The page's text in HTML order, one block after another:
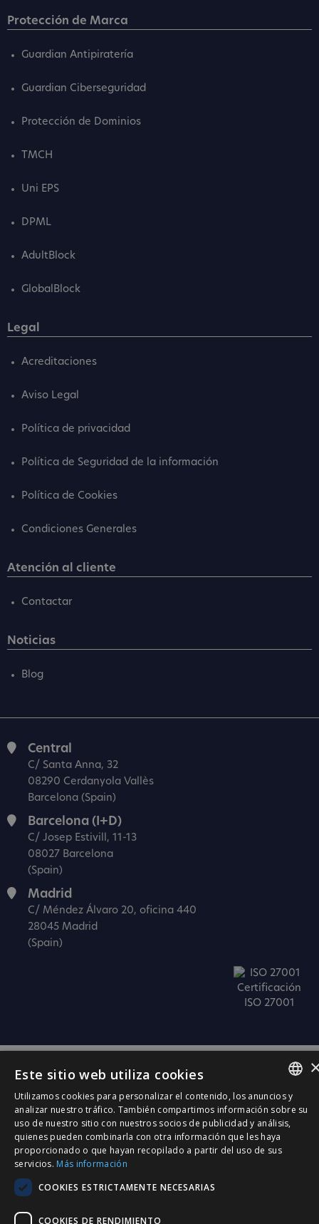
Protección de Marca
Guardian Antipiratería
Guardian Ciberseguridad
Protección de Dominios
TMCH
Uni EPS
DPML
AdultBlock
GlobalBlock
Legal
Acreditaciones
Aviso Legal
Política de privacidad
Política de Seguridad de la información
Política de Cookies
Condiciones Generales
Atención al cliente
Contactar
Noticias
Blog
Central
C/ Santa Anna, 32
08290 Cerdanyola Vallès
Barcelona (Spain)
Barcelona (I+D)
C/ Josep Estivill, 11-13
08027 Barcelona
(Spain)
Madrid
C/ Méndez Álvaro 20, oficina 440
28045 Madrid
(Spain)
Certificación
ISO 27001
SPANISH
CATALÀ
ENGLISH
Este sitio web utiliza cookies
Utilizamos cookies para personalizar el contenido, los anuncios y
analizar nuestro tráfico. También compartimos información sobre su
uso de nuestro sitio con nuestros socios de publicidad y análisis,
quienes pueden combinarla con otra información que les haya
proporcionado o que hayan recopilado a partir del uso de sus
servicios. Más información
COOKIES ESTRICTAMENTE NECESARIAS
COOKIES DE RENDIMIENTO